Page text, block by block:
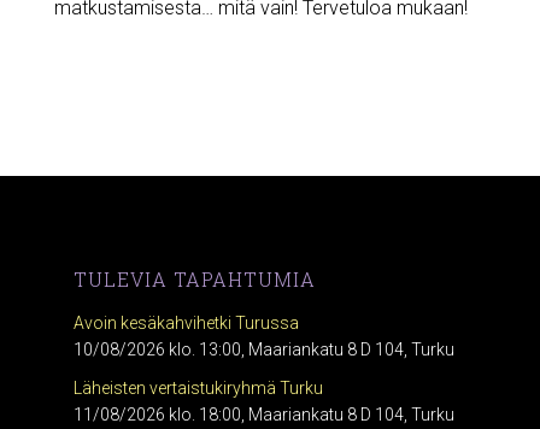
matkustamisesta… mitä vain! Tervetuloa mukaan!
TULEVIA TAPAHTUMIA
Avoin kesäkahvihetki Turussa
10/08/2026 klo. 13:00, Maariankatu 8 D 104, Turku
Läheisten vertaistukiryhmä Turku
11/08/2026 klo. 18:00, Maariankatu 8 D 104, Turku